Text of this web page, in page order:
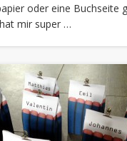
oder eine Buchseite
mir super …